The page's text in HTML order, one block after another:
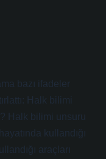
bazı ifadeler
Halk bilimi
Halk bilimi unsuru
kullandığı
araçları